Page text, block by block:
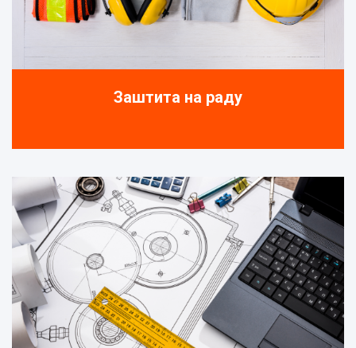
Заштита на раду